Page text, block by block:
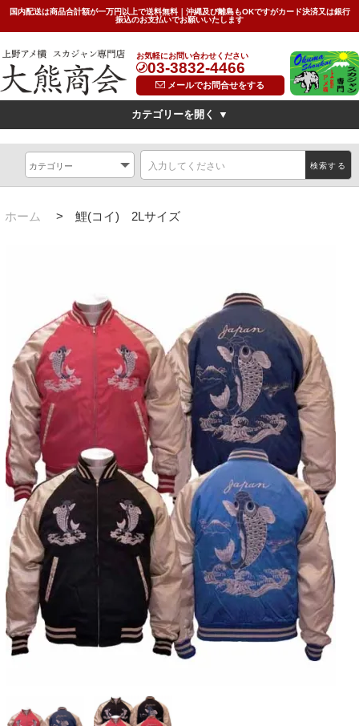
国内配送は商品合計額が一万円以上で送料無料｜沖縄及び離島もOKですがカード決済又は銀行
振込のお支払いでお願いいたします
お気軽にお問い合わせください
03-3832-4466
メールでお問合せをする
カテゴリーを開く ▼
横振刺繍(Hand Embroidered Sukajan)
無地(plain)
その他の柄(others)
キッズ(kids) 女性対応Sサイズ(small)
サイズ表(Size Chart) お問い合わせ(Contact Us)
検索する
ホーム > 鯉(コイ) 2Lサイズ